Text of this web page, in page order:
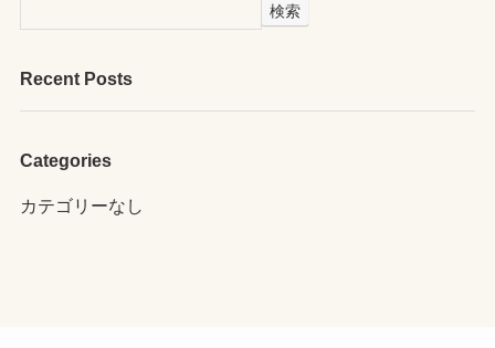
検索
Recent Posts
Categories
カテゴリーなし